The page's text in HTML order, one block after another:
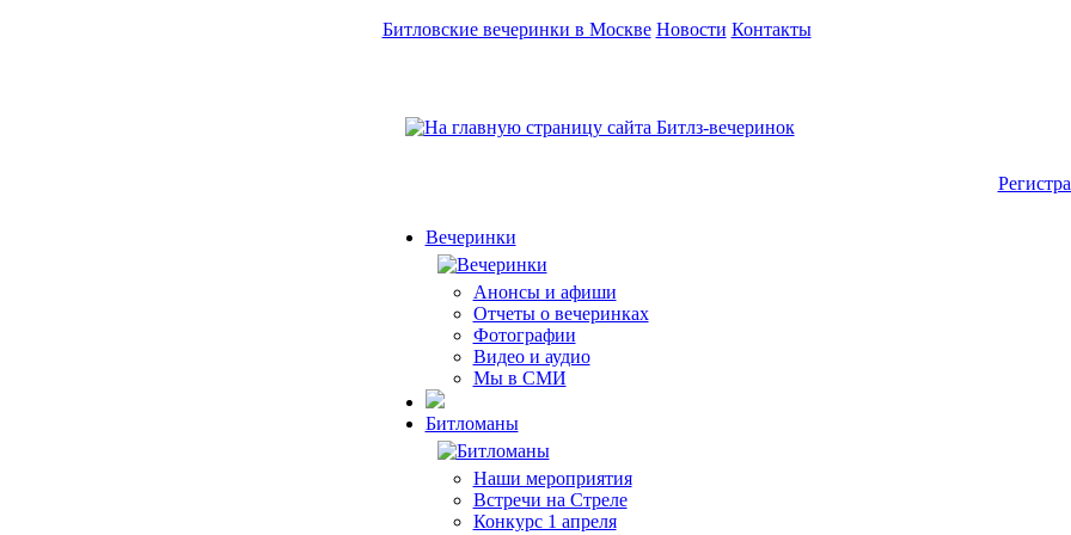
Битловские вечеринки в Москве Новости Контакты
Вечеринки
Анонсы и афиши
Отчеты о вечеринках
Фотографии
Видео и аудио
Мы в СМИ
Битломаны
Наши мероприятия
Встречи на Стреле
Конкурс 1 апреля